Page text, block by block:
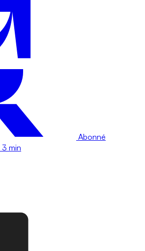
Abonné
3 min